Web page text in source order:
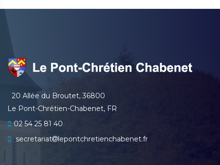
20 Allée du Broutet, 36800
Le Pont-Chrétien-Chabenet, FR
02 54 25 81 40
secretariat
lepontchretienchabenet.fr